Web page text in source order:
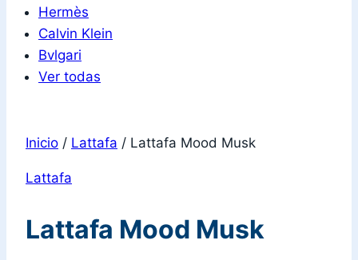
Hermès
Calvin Klein
Bvlgari
Ver todas
Inicio / Lattafa / Lattafa Mood Musk
Lattafa
Lattafa Mood Musk